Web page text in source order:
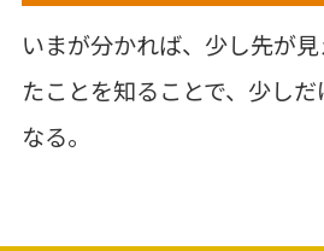
いまが分かれば、少し先が
たことを知ることで、少し
なる。